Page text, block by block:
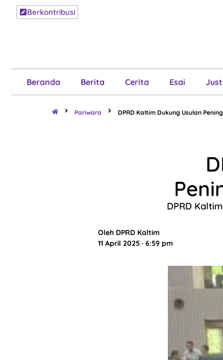
Berkontribusi
Beranda Berita Cerita Esai
Pariwara DPRD Kaltim Dukung Usulan
DPRD
Oleh DPRD Kaltim
11 April 2025 · 6:59 pm